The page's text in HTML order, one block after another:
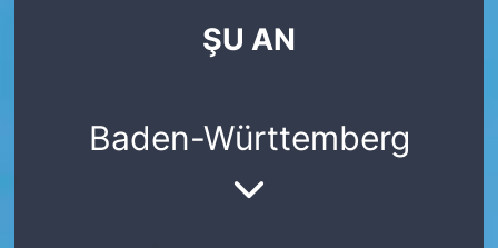
ŞU AN
Baden-Württemberg